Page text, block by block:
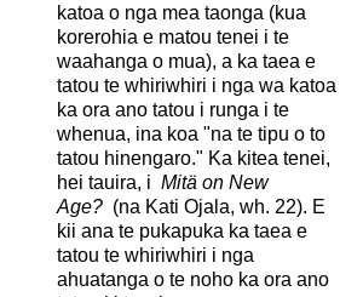
katoa o nga mea taonga (kua
korerohia e matou tenei i te
waahanga o mua), a ka taea e
tatou te whiriwhiri i nga wa katoa
ka ora ano tatou i runga i te
whenua, ina koa "na te tipu o to
tatou hinengaro." Ka kitea tenei,
hei tauira, i Mitä on New
Age? (na Kati Ojala, wh. 22). E
kii ana te pukapuka ka taea e
tatou te whiriwhiri i nga
ahuatanga o te noho ka ora ano